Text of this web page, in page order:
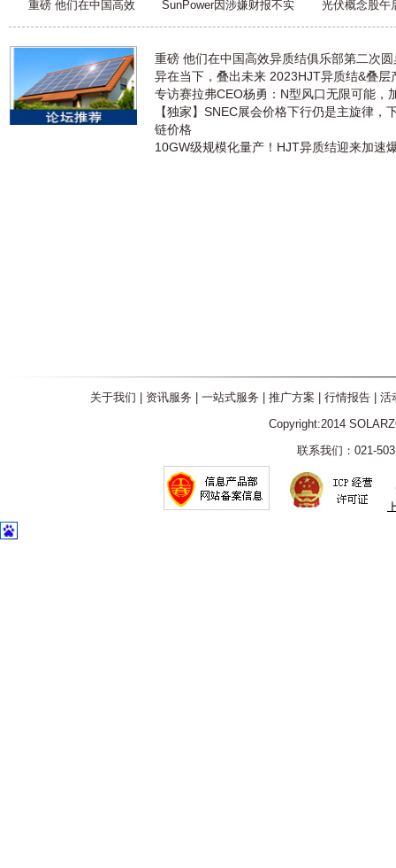
重磅 他们在中国高效 SunPower因涉嫌财报不实 光伏概念股午
重磅 他们在中国高效异质结俱乐部第二次
异在当下，叠出未来 2023HJT异质结&叠层
专访赛拉弗CEO杨勇：N型风口无限可能，
【独家】SNEC展会价格下行仍是主旋律，
链价格
10GW级规模化量产！HJT异质结迎来加速
关于我们 资讯服务 一站式服务 推广方案 行情报告| 活
Copyright:2014
联系我们：021-